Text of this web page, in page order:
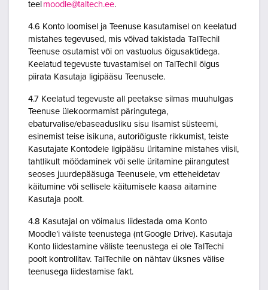
teel moodle@taltech.ee.
4.6 Konto loomisel ja Teenuse kasutamisel on keelatud
mistahes tegevused, mis võivad takistada TalTechil
Teenuse osutamist või on vastuolus õigusaktidega.
Keelatud tegevuste tuvastamisel on TalTechil õigus
piirata Kasutaja ligipääsu Teenusele.
4.7 Keelatud tegevuste all peetakse silmas muuhulgas
Teenuse ülekoormamist päringutega,
ebaturvalise/ebaseadusliku sisu lisamist süsteemi,
esinemist teise isikuna, autoriõiguste rikkumist, teiste
Kasutajate Kontodele ligipääsu üritamine mistahes viisil,
tahtlikult möödaminek või selle üritamine piirangutest
seoses juurdepääsuga Teenusele, vm etteheidetav
käitumine või sellisele käitumisele kaasa aitamine
Kasutaja poolt.
4.8 Kasutajal on võimalus liidestada oma Konto
Moodle’i väliste teenustega (nt Google Drive). Kasutaja
Konto liidestamine väliste teenustega ei ole TalTechi
poolt kontrollitav. TalTechile on nähtav üksnes välise
teenusega liidestamise fakt.